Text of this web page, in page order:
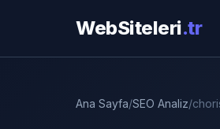
WebSiteleri.tr
Ana Sayfa/SEO Analiz/